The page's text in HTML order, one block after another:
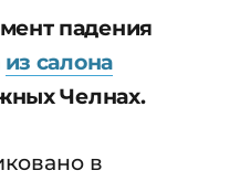
падения
из салона
Челнах.
в